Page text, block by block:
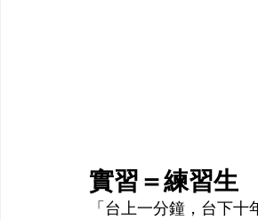
實習＝練習生
「台上一分鐘，台下